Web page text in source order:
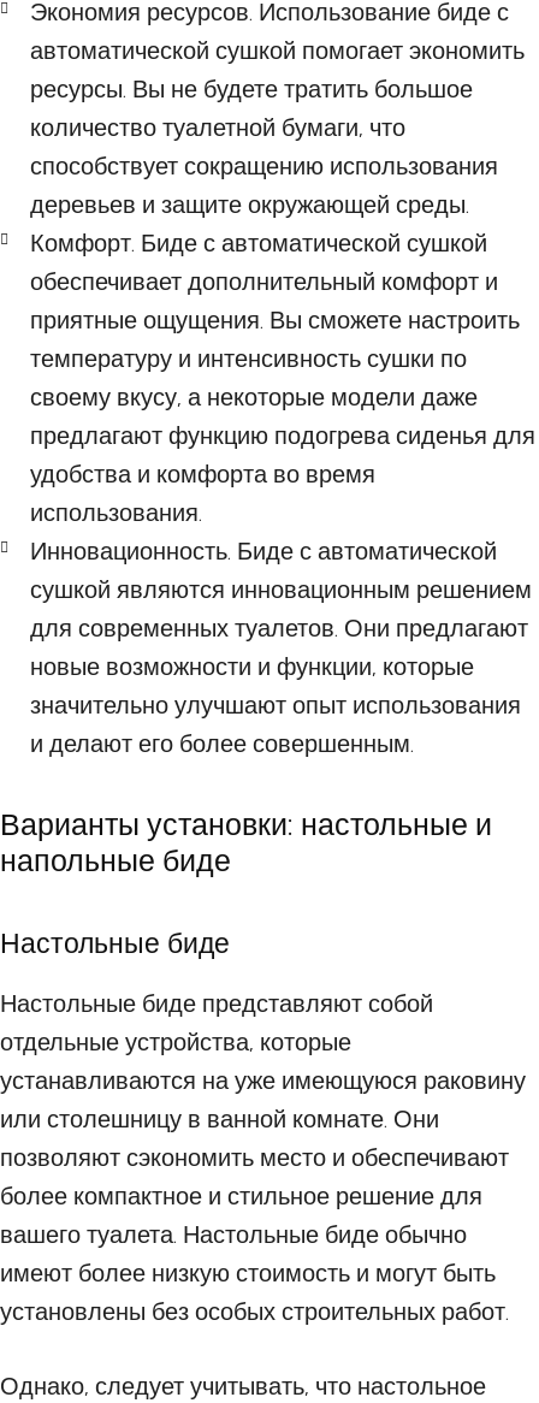
Экономия ресурсов. Использование биде с
автоматической сушкой помогает экономить
ресурсы. Вы не будете тратить большое
количество туалетной бумаги, что
способствует сокращению использования
деревьев и защите окружающей среды.
Комфорт. Биде с автоматической сушкой
обеспечивает дополнительный комфорт и
приятные ощущения. Вы сможете настроить
температуру и интенсивность сушки по
своему вкусу, а некоторые модели даже
предлагают функцию подогрева сиденья для
удобства и комфорта во время
использования.
Инновационность. Биде с автоматической
сушкой являются инновационным решением
для современных туалетов. Они предлагают
новые возможности и функции, которые
значительно улучшают опыт использования
и делают его более совершенным.
Варианты установки: настольные и
напольные биде
Настольные биде
Настольные биде представляют собой
отдельные устройства, которые
устанавливаются на уже имеющуюся раковину
или столешницу в ванной комнате. Они
позволяют сэкономить место и обеспечивают
более компактное и стильное решение для
вашего туалета. Настольные биде обычно
имеют более низкую стоимость и могут быть
установлены без особых строительных работ.
Однако, следует учитывать, что настольное